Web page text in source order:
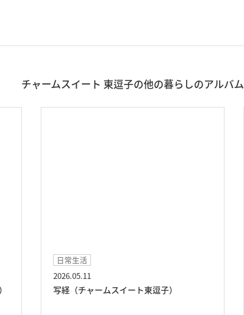
チャームスイート 東逗子の他の暮らしのアルバム
日常生活
2026.05.11
写経（チャームスイート東逗子）